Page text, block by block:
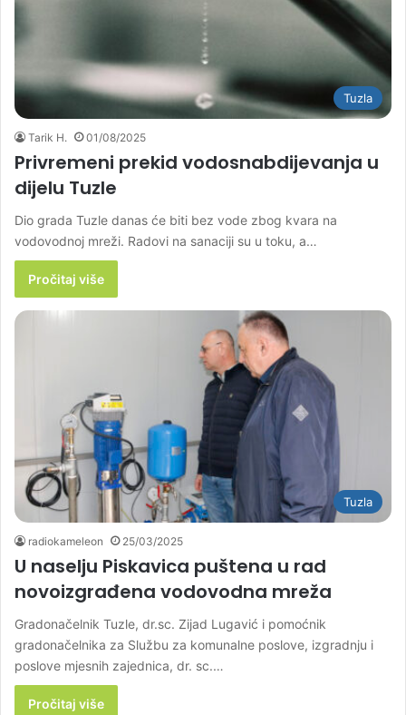
Tuzla
Tarik H. 01/08/2025
Privremeni prekid vodosnabdijevanja u
dijelu Tuzle
Dio grada Tuzle danas će biti bez vode zbog kvara na
vodovodnoj mreži. Radovi na sanaciji su u toku, a…
Pročitaj više
Tuzla
radiokameleon 25/03/2025
U naselju Piskavica puštena u rad
novoizgrađena vodovodna mreža
Gradonačelnik Tuzle, dr.sc. Zijad Lugavić i pomoćnik
gradonačelnika za Službu za komunalne poslove, izgradnju i
poslove mjesnih zajednica, dr. sc.…
Pročitaj više